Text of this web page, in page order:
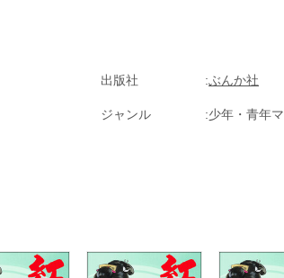
出版社 ぶんか社
ジャンル 少年・青年